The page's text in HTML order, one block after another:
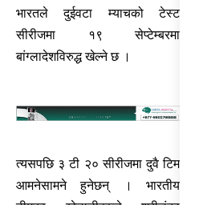
भारतले दुईवटा म्याचको टेस्ट
सीरीजमा १९ सेप्टेम्बरमा
बांग्लादेशविरुद्ध खेल्ने छ ।
त्यसपछि ३ टी २० सीरीजमा दुवै टिम
आमनेसामने हुनेछन् । भारतीय